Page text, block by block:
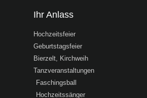
Ihr Anlass
Hochzeitsfeier
Geburtstagsfeier
Bierzelt, Kirchweih
Tanzveranstaltungen
Faschingsball
Hochzeitssänger